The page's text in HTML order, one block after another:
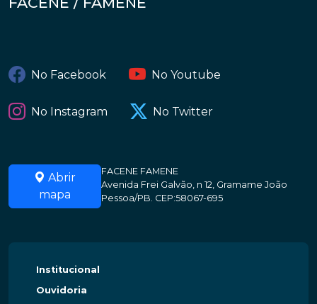
No Facebook No Youtube
No Instagram No Twitter
Abrir
mapa
FACENE FAMENE
Avenida Frei Galvão, n 12, Gramame João
Pessoa/PB. CEP:58067-695
Institucional
Ouvidoria